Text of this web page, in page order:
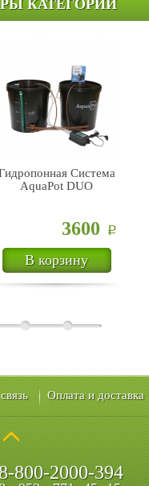
КАТЕГОРИИ
Cистема
AquaPot DUO
3600 Р
В корзину
Оплата и доставка
8-800-2000-394